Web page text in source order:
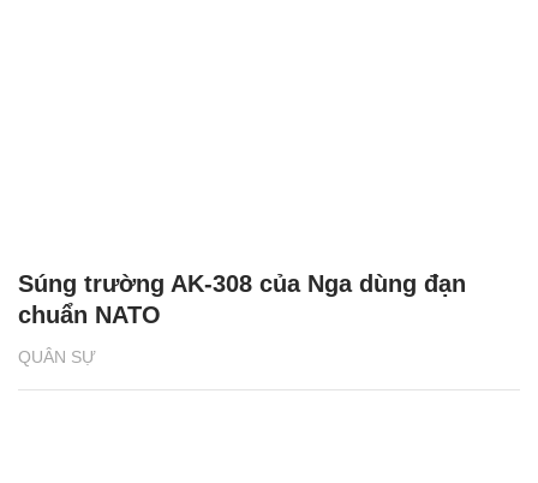
QUÂN SỰ
Súng trường AK-308 của Nga dùng đạn
chuẩn NATO